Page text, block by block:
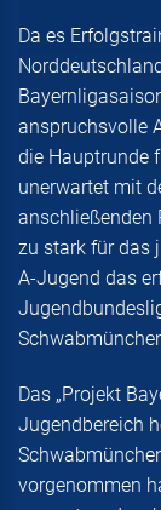
Da es
anspruchsvolle
die Hauptrunde
unerwartet mit
anschließenden
zu stark für das
A-Jugend das
Das „Projekt
Jugendbereich
vorgenommen